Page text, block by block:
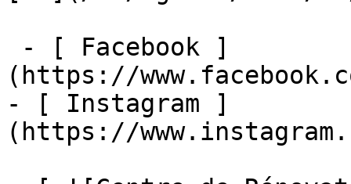
(https://
- [ Instagram ]
(https://